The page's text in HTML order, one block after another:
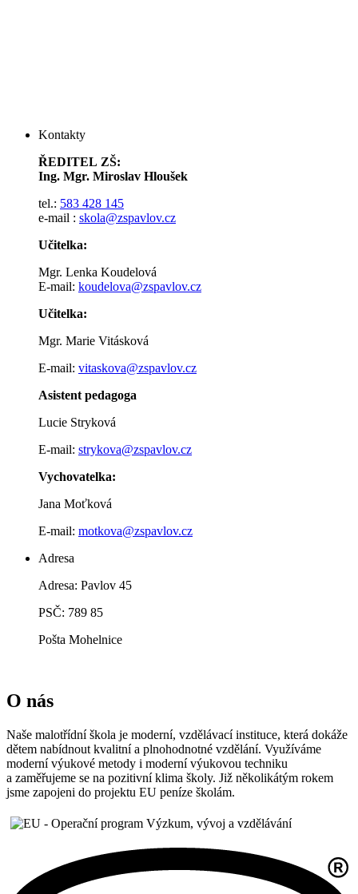
Kontakty
ŘEDITEL ZŠ:
Ing. Mgr. Miroslav Hloušek
tel.: 583 428 145
e-mail : skola@zspavlov.cz
Učitelka:
Mgr. Lenka Koudelová
E-mail: koudelova@zspavlov.cz
Učitelka:
Mgr. Marie Vitásková
E-mail: vitaskova@zspavlov.cz
Asistent pedagoga
Lucie Stryková
E-mail: strykova@zspavlov.cz
Vychovatelka:
Jana Moťková
E-mail: motkova@zspavlov.cz
Adresa
Adresa: Pavlov 45
PSČ: 789 85
Pošta Mohelnice
O nás
Naše malotřídní škola je moderní, vzdělávací instituce, která dokáže
dětem nabídnout kvalitní a plnohodnotné vzdělání. Využíváme
moderní výukové metody i moderní výukovou techniku
a zaměřujeme se na pozitivní klima školy. Již několikátým rokem
jsme zapojeni do projektu EU peníze školám.